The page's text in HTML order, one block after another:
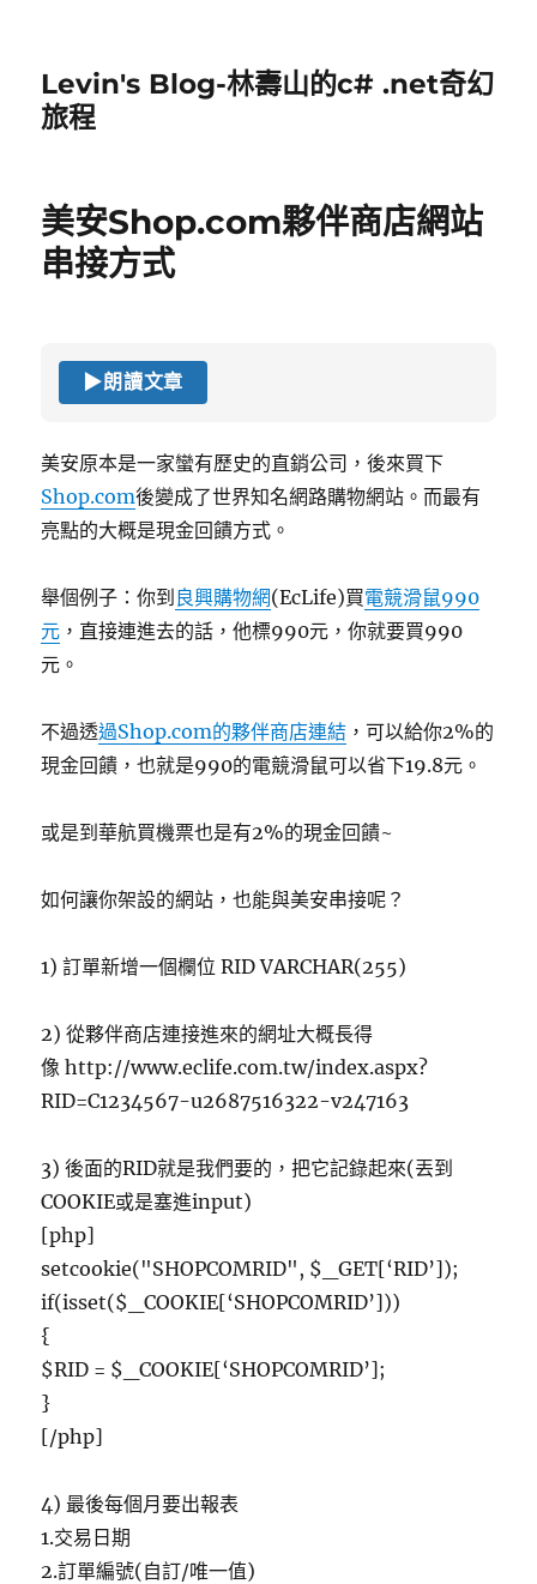
Levin's Blog-林壽山的c# .net奇幻
旅程
美安Shop.com夥伴商店網站
串接方式
▶朗讀文章
美安原本是一家蠻有歷史的直銷公司，後來買下
Shop.com後變成了世界知名網路購物網站。而最有
亮點的大概是現金回饋方式。
舉個例子：你到 良興購物網(EcLife)買電競滑鼠990
元 ，直接連進去的話，他標990元，你就要買990
元。
不過透過Shop.com的夥伴商店連結 ，可以給你2%的
現金回饋，也就是990的電競滑鼠可以省下19.8元。
或是到華航買機票也是有2%的現金回饋~
如何讓你架設的網站，也能與美安串接呢？
1) 訂單新增一個欄位 RID VARCHAR(255)
2) 從夥伴商店連接進來的網址大概長得
像 http://www.eclife.com.tw/index.aspx?
RID=C1234567-u2687516322-v247163
3) 後面的RID就是我們要的，把它記錄起來(丟到
COOKIE或是塞進input)
[php]
setcookie("SHOPCOMRID", $_GET[‘RID’]);
if(isset($_COOKIE[‘SHOPCOMRID’]))
{
$RID = $_COOKIE[‘SHOPCOMRID’];
}
[/php]
4) 最後每個月要出報表
1.交易日期
2.訂單編號(自訂/唯一值)